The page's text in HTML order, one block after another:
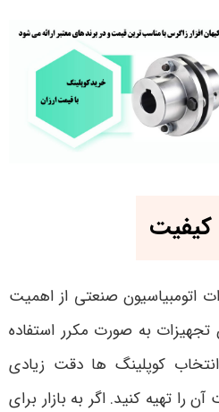
کیفیت
اتومبیاسیون صنعتی از اهمیت
تجهیزات به صورت مکرر استفاده
کوپلینگ‌ ها دقت زیادی
را تهیه کنید. اگر به بازار برای